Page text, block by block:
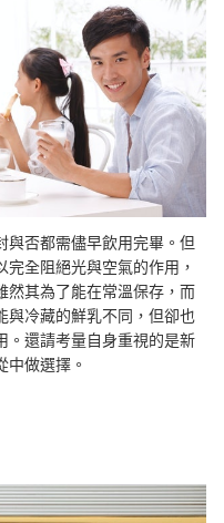
與否都需儘早飲用完畢。但
全阻絕光與空氣的作用，
然其為了能在常溫保存，而
與冷藏的鮮乳不同，但卻也
。還請考量自身重視的是新
中做選擇。